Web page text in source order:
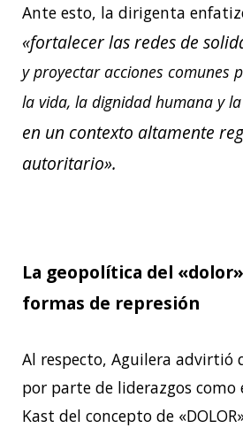
Ante esto, la dirigenta
«fortalecer las redes de
y proyectar acciones comunes
la vida, la dignidad humana y
en un contexto altamente
autoritario».
La geopolítica del
formas de represión
Al respecto, Aguilera advirtió
por parte de liderazgos como
Kast del concepto de